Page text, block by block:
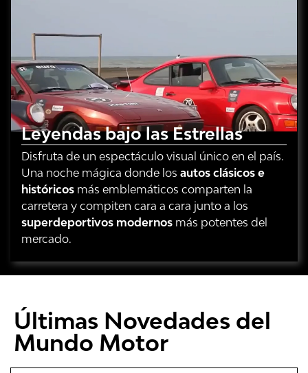
Leyendas bajo las Estrellas
Disfruta de un espectáculo visual único en el país.
Una noche mágica donde los autos clásicos e
históricos más emblemáticos comparten la
carretera y compiten cara a cara junto a los
superdeportivos modernos más potentes del
mercado.
Últimas Novedades del
Mundo Motor